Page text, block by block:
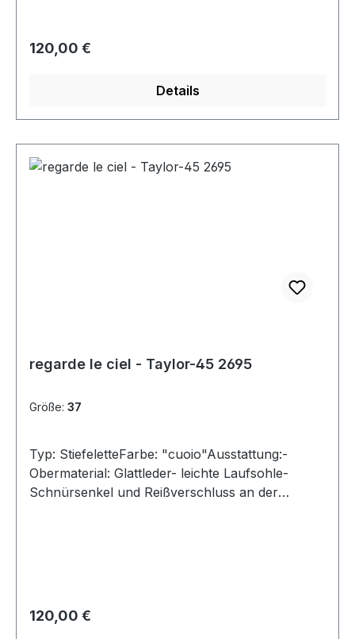
Regulärer Preis:
120,00 €
Details
regarde le ciel - Taylor-45 2695
Größe: 37
Typ: StiefeletteFarbe: "cuoio"Ausstattung:-
Obermaterial: Glattleder- leichte Laufsohle-
Schnürsenkel und Reißverschluss an der
Regulärer Preis:
120,00 €